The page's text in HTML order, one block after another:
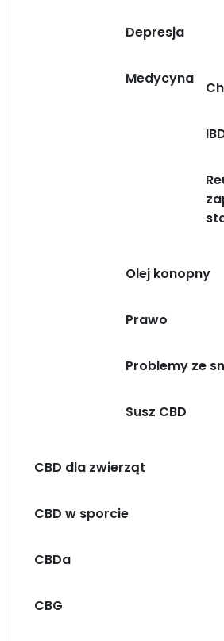
Depresja
Medycyna
Olej konopny
Prawo
Problemy ze
Susz CBD
CBD dla zwierząt
CBD w sporcie
CBDa
CBG